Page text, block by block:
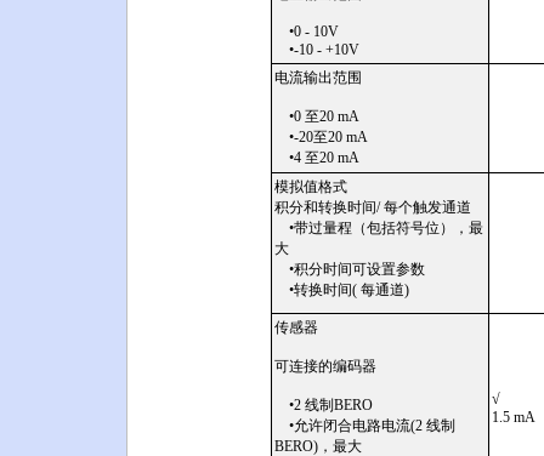
•0 - 10V
•-10 - +10V
电流输出范围
•0 至20 mA
•-20至20 mA
•4 至20 mA
模拟值格式
积分和转换时间/ 每个触发通道
•带过量程（包括符号位），最
大
•积分时间可设置参数
•转换时间( 每通道)
传感器
可连接的编码器
•2 线制BERO
•允许闭合电路电流(2 线制
BERO)，最大
√
1.5 mA